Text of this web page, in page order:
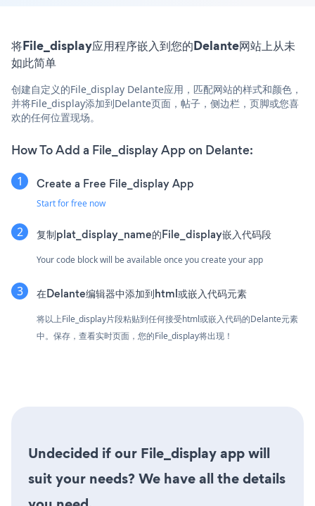
将File_display应用程序嵌入到您的Delante网站上从未
如此简单
创建自定义的File_display Delante应用，匹配网站的样式和颜色，
并将File_display添加到Delante页面，帖子，侧边栏，页脚或您喜
欢的任何位置现场。
How To Add a File_display App on Delante:
Create a Free File_display App
Start for free now
复制plat_display_name的File_display嵌入代码段
Your code block will be available once you create your app
在Delante编辑器中添加到html或嵌入代码元素
将以上File_display片段粘贴到任何接受html或嵌入代码的Delante元素
中。保存，查看实时页面，您的File_display将出现！
Undecided if our File_display app will
suit your needs? We have all the details